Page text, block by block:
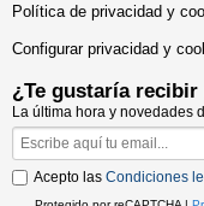
Política de privacidad y
Configurar privacidad y
¿Te gustaría
La última hora y novedades
Acepto las Condiciones